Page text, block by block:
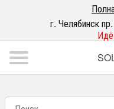
г. Челябинск